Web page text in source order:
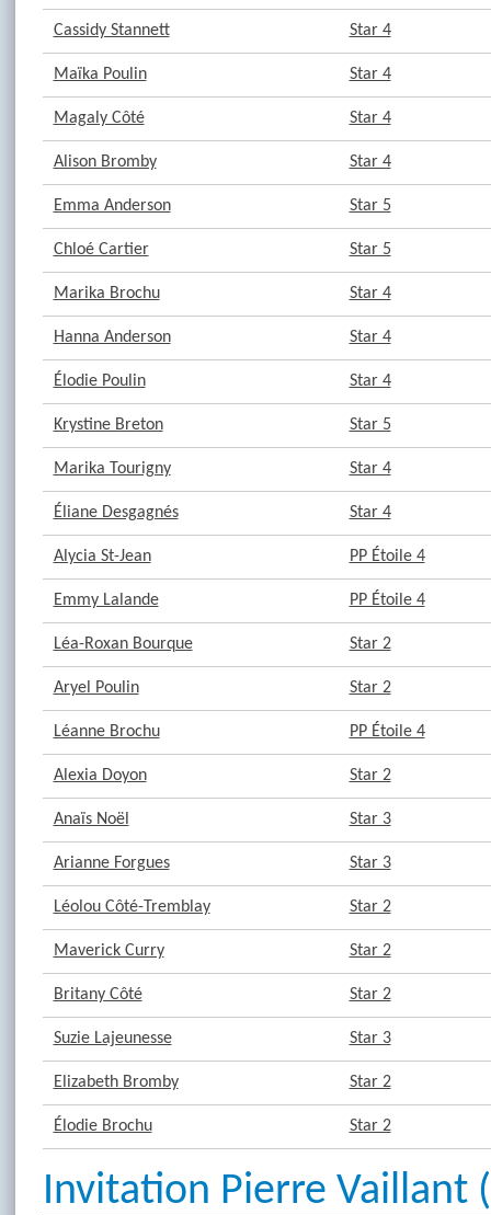
Cassidy Stannett Star 4
Maïka Poulin Star 4
Magaly Côté Star 4
Alison Bromby Star 4
Emma Anderson Star 5
Chloé Cartier Star 5
Marika Brochu Star 4
Hanna Anderson Star 4
Élodie Poulin Star 4
Krystine Breton Star 5
Marika Tourigny Star 4
Éliane Desgagnés Star 4
Alycia St-Jean PP Étoile 4
Emmy Lalande PP Étoile 4
Léa-Roxan Bourque Star 2
Aryel Poulin Star 2
Léanne Brochu PP Étoile 4
Alexia Doyon Star 2
Anaïs Noël Star 3
Arianne Forgues Star 3
Léolou Côté-Tremblay Star 2
Maverick Curry Star 2
Britany Côté Star 2
Suzie Lajeunesse Star 3
Elizabeth Bromby Star 2
Élodie Brochu Star 2
Invitation Pierre Vaillant